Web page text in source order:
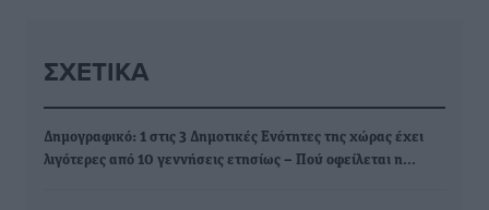
ΣΧΕΤΙΚΆ
Δημογραφικό: 1 στις 3 Δημοτικές Ενότητες της χώρας έχει
λιγότερες από 10 γεννήσεις ετησίως – Πού οφείλεται η…